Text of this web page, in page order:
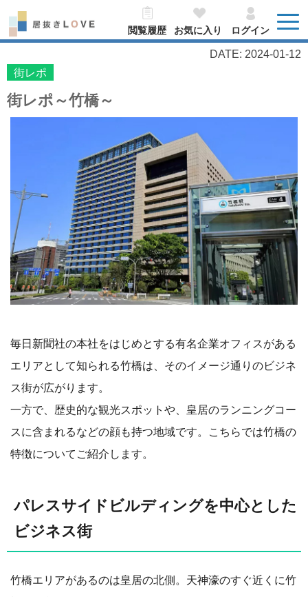
閲覧履歴 お気に入り ログイン
DATE: 2024-01-12
街レポ
街レポ～竹橋～
毎日新聞社の本社をはじめとする有名企業オフィスがある
エリアとして知られる竹橋は、そのイメージ通りのビジネ
ス街が広がります。
一方で、歴史的な観光スポットや、皇居のランニングコー
スに含まれるなどの顔も持つ地域です。こちらでは竹橋の
特徴についてご紹介します。
パレスサイドビルディングを中心とした
ビジネス街
竹橋エリアがあるのは皇居の北側。天神濠のすぐ近くに竹